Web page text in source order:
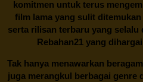
komitmen untuk terus
film lama yang sulit
serta rilisan terbaru yang
Rebahan21 yang
Tak hanya menawarkan
juga merangkul berbagai genre